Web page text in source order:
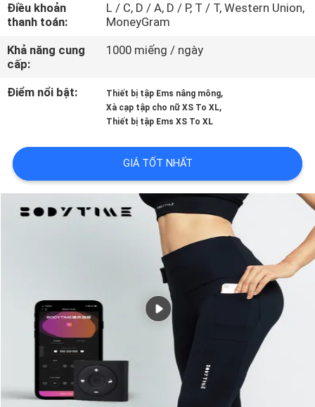
KIỂM
SOÁT
CHẤT
LƯỢNG
LIÊN
HỆ
CHÚNG
TÔI
CÁC
TRƯỜNG
Điều khoản
thanh toán:
L / C, D / A, D / P, T / T, Western Union,
MoneyGram
Khả năng cung
cấp:
1000 miếng / ngày
Điểm nổi bật: Thiết bị tập Ems nâng mông,
Xà cạp tập cho nữ XS To XL,
Thiết bị tập Ems XS To XL
GIÁ TỐT NHẤT